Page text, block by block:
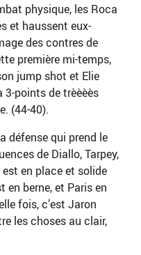
physique, les Roca
et haussent eux-
des contres de
première mi-temps,
jump shot et Elie
3-points de trèèèès
(44-40).
défense qui prend le
de Diallo, Tarpey,
en place et solide
en berne, et Paris en
fois, c’est Jaron
les choses au clair,